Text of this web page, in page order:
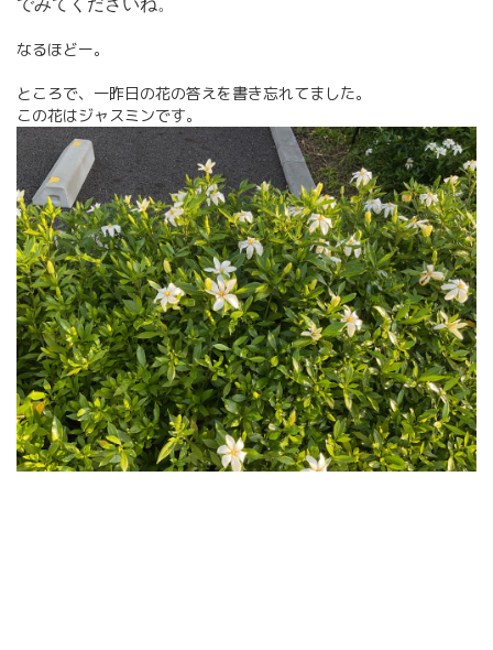
でみてくださいね。
なるほどー。
ところで、一昨日の花の答えを書き忘れてました。
この花はジャスミンです。